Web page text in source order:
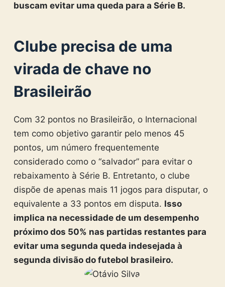
buscam evitar uma queda para a Série B.
Clube precisa de uma
virada de chave no
Brasileirão
Com 32 pontos no Brasileirão, o Internacional
tem como objetivo garantir pelo menos 45
pontos, um número frequentemente
considerado como o “salvador” para evitar o
rebaixamento à Série B. Entretanto, o clube
dispõe de apenas mais 11 jogos para disputar, o
equivalente a 33 pontos em disputa. Isso
implica na necessidade de um desempenho
próximo dos 50% nas partidas restantes para
evitar uma segunda queda indesejada à
segunda divisão do futebol brasileiro.